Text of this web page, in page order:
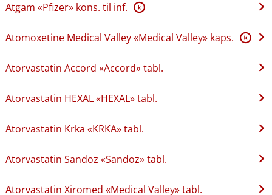
Atgam «Pfizer» kons. til inf. K
Atomoxetine Medical Valley «Medical Valley» kaps. K
Atorvastatin Accord «Accord» tabl.
Atorvastatin HEXAL «HEXAL» tabl.
Atorvastatin Krka «KRKA» tabl.
Atorvastatin Sandoz «Sandoz» tabl.
Atorvastatin Xiromed «Medical Valley» tabl.